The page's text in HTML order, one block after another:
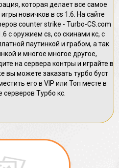
которая делает все самое
новичков в cs 1.6. На сайте
counter strike - Turbo-CS.com
с оружием cs, со скинами кс, с
паутинкой и грабом, а так
и многое многое другое,
на сервера контры и играйте в
вы можете заказать турбо буст
его в VIP или Топ месте в
серверов Турбо кс.